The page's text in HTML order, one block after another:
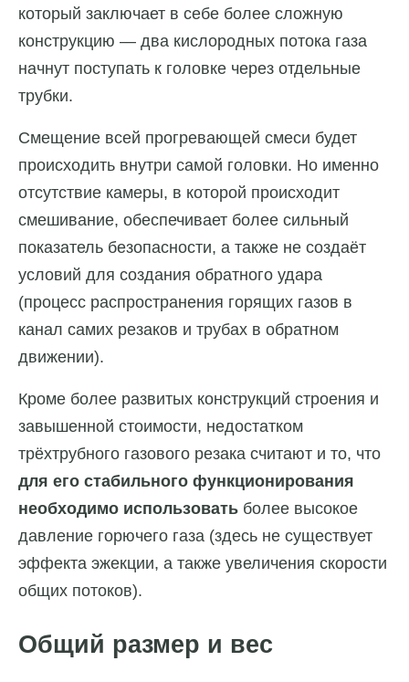
который заключает в себе более сложную
конструкцию — два кислородных потока газа
начнут поступать к головке через отдельные
трубки.
Смещение всей прогревающей смеси будет
происходить внутри самой головки. Но именно
отсутствие камеры, в которой происходит
смешивание, обеспечивает более сильный
показатель безопасности, а также не создаёт
условий для создания обратного удара
(процесс распространения горящих газов в
канал самих резаков и трубах в обратном
движении).
Кроме более развитых конструкций строения и
завышенной стоимости, недостатком
трёхтрубного газового резака считают и то, что
для его стабильного функционирования
необходимо использовать более высокое
давление горючего газа (здесь не существует
эффекта эжекции, а также увеличения скорости
общих потоков).
Общий размер и вес